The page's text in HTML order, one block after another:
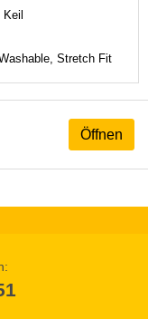
Keil
Stretch Fit
Öffnen